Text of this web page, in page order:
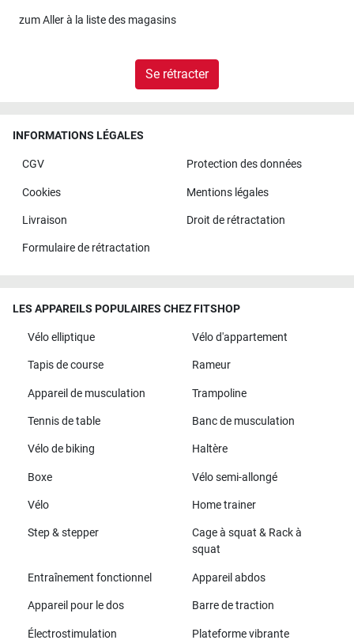
zumAller à la liste des magasins
Se rétracter
INFORMATIONS LÉGALES
CGV Protection des données
Cookies Mentions légales
Livraison Droit de rétractation
Formulaire de rétractation
LES APPAREILS POPULAIRES CHEZ FITSHOP
Vélo elliptique Vélo d'appartement
Tapis de course Rameur
Appareil de musculation Trampoline
Tennis de table Banc de musculation
Vélo de biking Haltère
Boxe Vélo semi-allongé
Vélo Home trainer
Step & stepper
Cage à squat & Rack à
squat
Entraînement fonctionnel Appareil abdos
Appareil pour le dos Barre de traction
Électrostimulation Plateforme vibrante